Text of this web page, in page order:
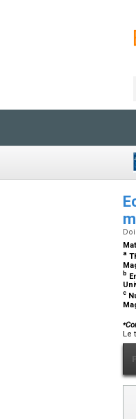
a
b
c
⁎
Le